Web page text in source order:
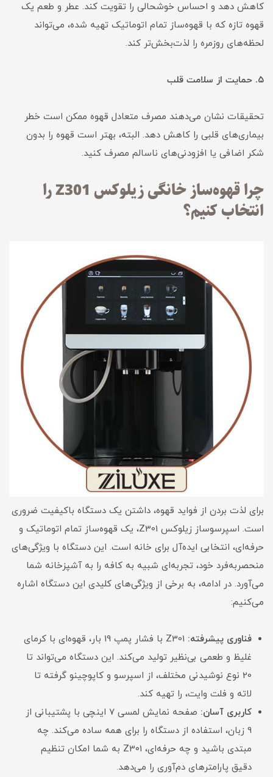
کاهش دهد و احساس خوشحالی را تقویت کند. عطر و طعم یک
قهوه تازه که با قهوه‌ساز تمام اتوماتیک تهیه شده، می‌تواند
لحظه‌های روزمره را لذت‌بخش‌تر کند.
۵. حمایت از سلامت قلب
تحقیقات نشان می‌دهند مصرف متعادل قهوه ممکن است خطر
بیماری‌های قلبی را کاهش دهد. البته، بهتر است قهوه را بدون
شکر اضافی یا افزودنی‌های ناسالم مصرف کنید.
چرا قهوه‌ساز خانگی زیلوکس Z301 را
انتخاب کنیم؟
برای لذت بردن از فواید قهوه، داشتن یک دستگاه باکیفیت ضروری
است. اسپرسوساز زیلوکس Z301، یک قهوه‌ساز تمام اتوماتیک و
حرفه‌ای، انتخابی ایده‌آل برای خانه است. این دستگاه با ویژگی‌های
منحصربه‌فرد خود، تجربه‌ای شبیه به کافه را به آشپزخانه شما
می‌آورد. در ادامه، به برخی از ویژگی‌های کلیدی این دستگاه اشاره
می‌کنیم:
فناوری پیشرفته:
Z301 با فشار پمپ 19 بار، قهوه‌ای با کرمای
غلیظ و طعمی بی‌نظیر تولید می‌کند. این دستگاه می‌تواند تا
20 نوع نوشیدنی مختلف، از اسپرسو و کاپوچینو گرفته تا
لاته و فلت وایت، را تهیه کند.
کاربری آسان:
صفحه نمایش لمسی 7 اینچی با پشتیبانی از
9 زبان، استفاده از دستگاه را برای همه ساده می‌کند. چه
مبتدی باشید و چه حرفه‌ای، Z301 به شما امکان تنظیم
دقیق پارامترهای دم‌آوری را می‌دهد.